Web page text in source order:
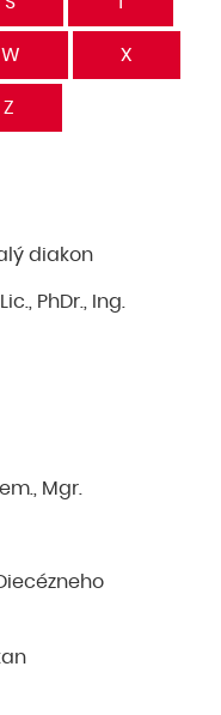
W X
Z
diakon
PhDr., Ing.
Mgr.